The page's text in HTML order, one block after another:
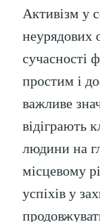
Активізм у
неурядових
сучасності
простим і
важливе
відіграють
людини на
місцевому
успіхів у